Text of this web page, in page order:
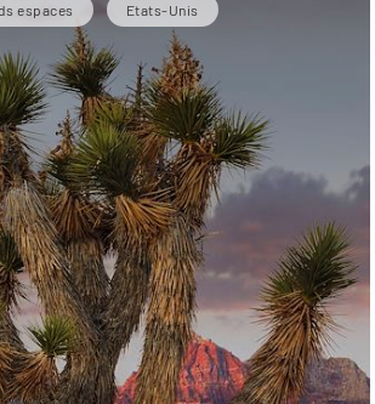
espaces Etats-Unis